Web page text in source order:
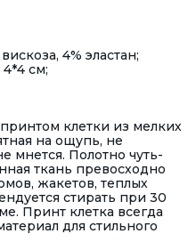
4% эластан;
см;
клетки из мелких
на ощупь, не
мнется. Полотно чуть-
ткань превосходно
жакетов, теплых
стирать при 30
Принт клетка всегда
для стильного